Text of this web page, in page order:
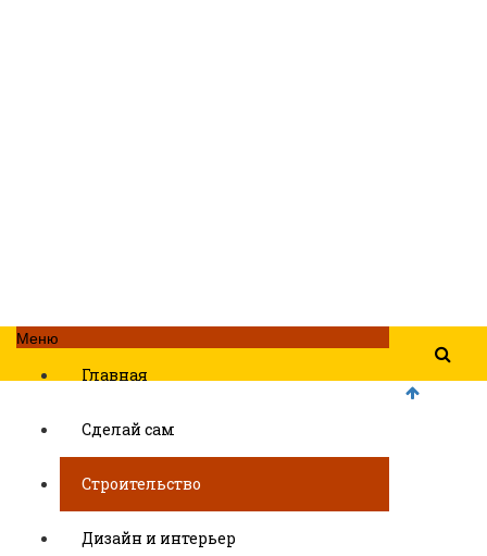
Меню
Главная
Сделай сам
Строительство
Дизайн и интерьер